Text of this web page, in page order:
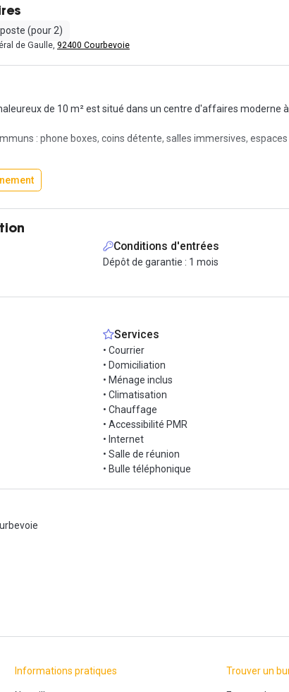
(pour 2)
de Gaulle, 92400 Courbevoie
de 10 m² est situé dans un centre d'affaires moderne à
: phone boxes, coins détente, salles immersives,
événements (afterworks, conférences, etc.) qui sont autant
Conditions d'entrées
Dépôt de garantie : 1 mois
Services
• Courrier
• Domiciliation
• Ménage inclus
• Climatisation
• Chauffage
• Accessibilité PMR
• Internet
• Salle de réunion
• Bulle téléphonique
Informations pratiques Trouver un